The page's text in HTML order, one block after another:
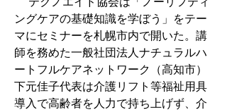
ングケアの基礎知識を学ぼう」をテー
マにセミナーを札幌市内で開いた。講
師を務めた一般社団法人ナチュラルハ
ートフルケアネットワーク（高知市）
下元佳子代表は介護リフト等福祉用具
導入で高齢者を人力で持ち上げず、介